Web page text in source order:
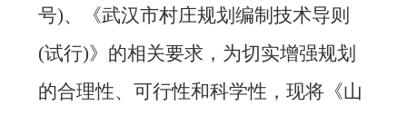
号)、《武汉市村庄规划编制技术导则
(试行)》的相关要求，为切实增强规划
的合理性、可行性和科学性，现将《山